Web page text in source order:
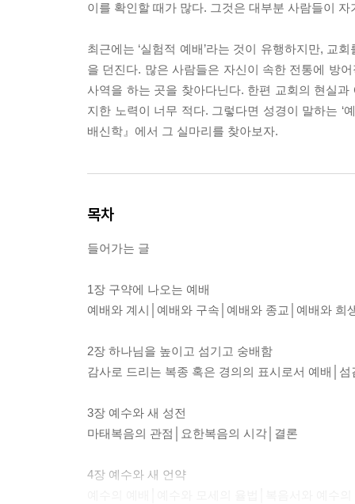
이를 확인할 때가 많다. 그것은 대부분 사람들이
최근에는 ‘실험적 예배’라는 것이 유행하지만, 교
을 던진다. 많은 사람들은 자신이 속한 전통에 방
사역을 하는 곳을 찾아다닌다. 한편 교회의 현실
지한 노력이 너무 적다. 그렇다면 성경이 말하는 ‘
배신학』에서 그 실마리를 찾아보자.
목차
들어가는 글
1장 구약에 나오는 예배
예배와 계시│예배와 구속│예배와 종교│예배와
2장 하나님을 높이고 섬기고 숭배함
감사로 드리는 복종 혹은 경의의 표시로서 예배│
3장 예수와 새 성전
마태복음의 관점│요한복음의 시각│결론
4장 예수와 새 언약